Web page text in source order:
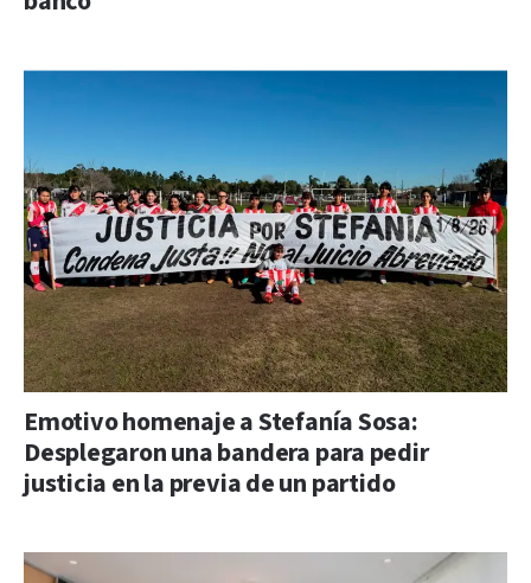
Emotivo homenaje a Stefanía Sosa:
Desplegaron una bandera para pedir
justicia en la previa de un partido